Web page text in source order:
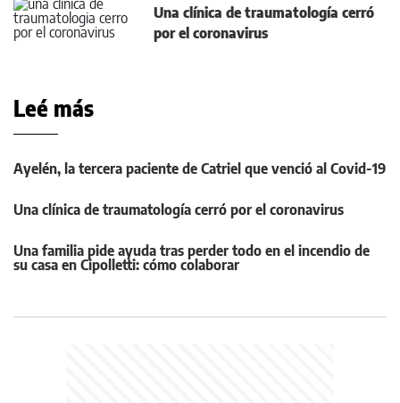
Una clínica de traumatología cerró
por el coronavirus
Leé más
Ayelén, la tercera paciente de Catriel que venció al Covid-19
Una clínica de traumatología cerró por el coronavirus
Una familia pide ayuda tras perder todo en el incendio de
su casa en Cipolletti: cómo colaborar